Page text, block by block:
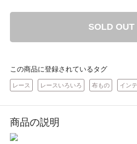
SOLD OUT
この商品に登録されているタグ
レース レースいろいろ 布もの イン
商品の説明